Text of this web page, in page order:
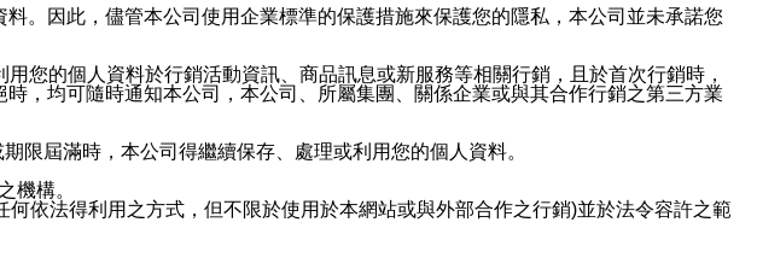
。因此，儘管本公司使用企業標準的保護措施來保護您的隱私，本公司並未承諾您
您的個人資料於行銷活動資訊、商品訊息或新服務等相關行銷，且於首次行銷時，
，均可隨時通知本公司，本公司、所屬集團、關係企業或與其合作行銷之第三方業
限屆滿時，本公司得繼續保存、處理或利用您的個人資料。
機構。
依法得利用之方式，但不限於使用於本網站或與外部合作之行銷)並於法令容許之範